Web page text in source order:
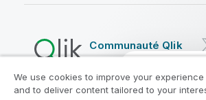
Communauté Qlik
Contrats juridiques
We use cookies to improve your
and to deliver content tailored to your